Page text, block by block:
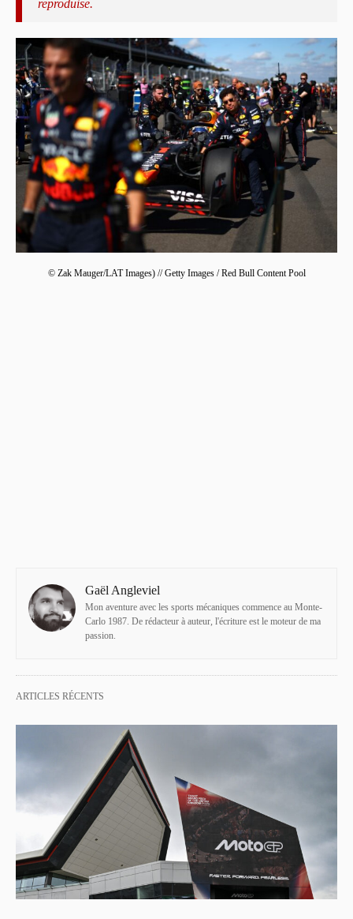
reproduise.
© Zak Mauger/LAT Images) // Getty Images / Red Bull Content Pool
Gaël Angleviel
Mon aventure avec les sports mécaniques commence au Monte-
Carlo 1987. De rédacteur à auteur, l'écriture est le moteur de ma
passion.
ARTICLES RÉCENTS